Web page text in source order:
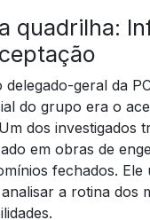
quadrilha:
delegado-geral da
do grupo era o
dos investigados
em obras de
fechados. Ele
a rotina dos